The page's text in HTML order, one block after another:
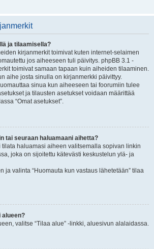
ja tilaamisella?
kirjanmerkit toimivat kuten internet-selaimen
jos aiheeseen tuli päivitys. phpBB 3.1 -
toimivat samaan tapaan kuin aiheiden tilaaminen.
aihe josta sinulla on kirjanmerkki päivittyy.
sinua kun aiheeseen tai foorumiin tulee
ja tilausten asetukset voidaan määrittää
“Omat asetukset”.
tai seuraan haluamaani aihetta?
tilata haluamasi aiheen valitsemalla sopivan linkin
joka on sijoitettu kätevästi keskustelun ylä- ja
ja valinta “Huomauta kun vastaus lähetetään” tilaa
alueen?
valitse “Tilaa alue” -linkki, aluesivun alalaidassa.